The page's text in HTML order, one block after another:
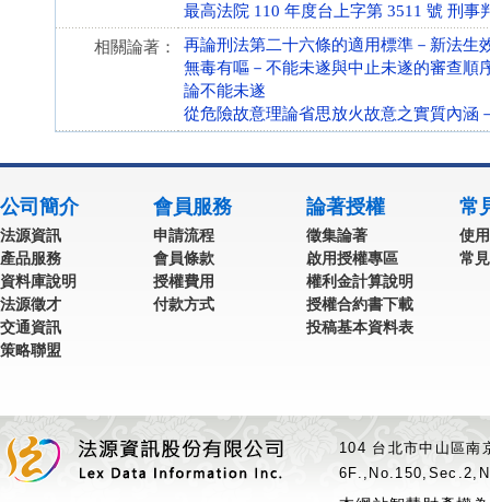
最高法院 110 年度台上字第 3511 號 刑事
相關論著：
再論刑法第二十六條的適用標準－新法生
無毒有嘔－不能未遂與中止未遂的審查順
論不能未遂
從危險故意理論省思放火故意之實質內涵
公司簡介
法源資訊
產品服務
資料庫說明
法源徵才
交通資訊
策略聯盟
會員服務
申請流程
會員條款
授權費用
付款方式
論著授權
徵集論著
啟用授權專區
權利金計算說明
授權合約書下載
投稿基本資料表
常
使
常
104 台北市中山區